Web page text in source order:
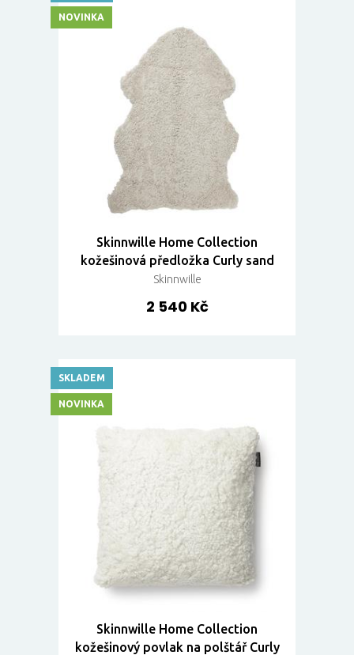
Skinnwille Home Collection
kožešinová předložka Curly sand
Skinnwille
2 540 Kč
NOVINKA
Skinnwille Home Collection
kožešinový povlak na polštář Curly
SKLADEM
NOVINKA